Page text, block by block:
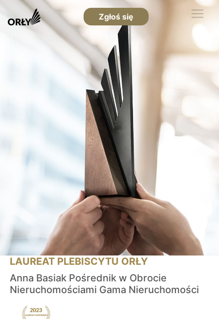
Zgłoś się
LAUREAT PLEBISCYTU ORŁY
Anna Basiak Pośrednik w Obrocie
Nieruchomościami Gama Nieruchomości